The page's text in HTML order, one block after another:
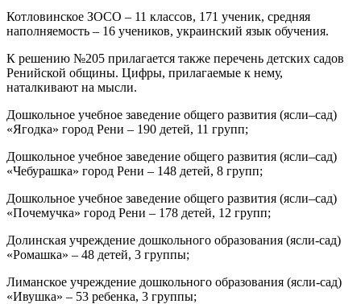
Котловинское ЗОСО – 11 классов, 171 ученик, средняя
наполняемость – 16 учеников, украинский язык обучения.
К решению №205 прилагается также перечень детских садов
Ренийской общины. Цифры, прилагаемые к нему,
наталкивают на мысли.
Дошкольное учебное заведение общего развития (ясли–сад)
«Ягодка» город Рени – 190 детей, 11 групп;
Дошкольное учебное заведение общего развития (ясли–сад)
«Чебурашка» город Рени – 148 детей, 8 групп;
Дошкольное учебное заведение общего развития (ясли–сад)
«Почемучка» город Рени – 178 детей, 12 групп;
Долинская учреждение дошкольного образования (ясли-сад)
«Ромашка» – 48 детей, 3 группы;
Лиманское учреждение дошкольного образования (ясли-сад)
«Ивушка» – 53 ребенка, 3 группы;